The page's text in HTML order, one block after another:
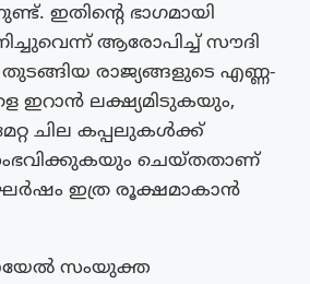
ഇതിന്റെ ഭാഗമായി
ആരോപിച്ച് സൗദി
രാജ്യങ്ങളുടെ എണ്ണ-
ഇറാൻ ലക്ഷ്യമിടുകയും,
ചില കപ്പലുകൾക്ക്
ചെയ്‌തതാണ്‌
ഇത്ര രൂക്ഷമാകാൻ
സംയുക്ത